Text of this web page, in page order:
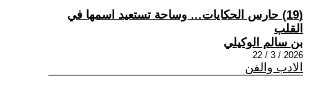
(19) حارس الحكايات… وساحة تستعيد اسمها في
القلب
بن سالم الوكيلي
2026 / 3 / 22
الادب والفن